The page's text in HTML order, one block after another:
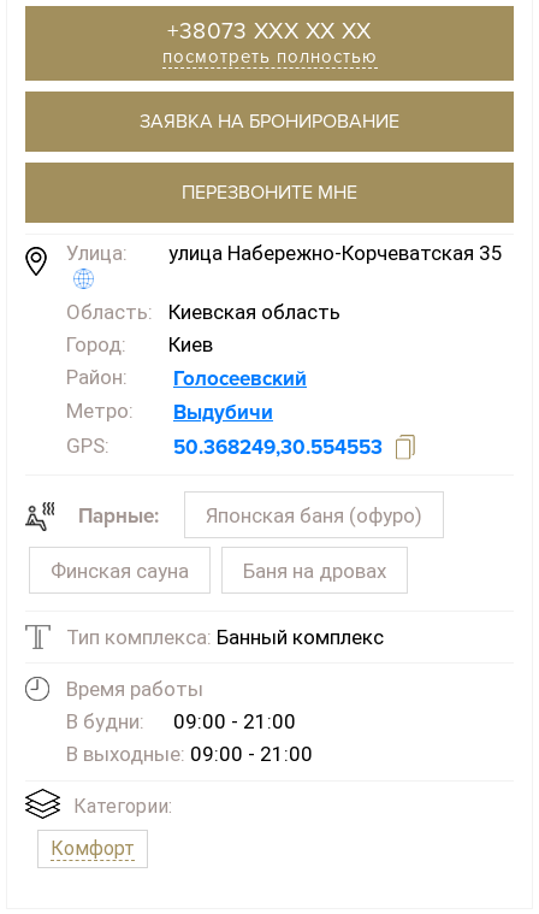
+38073 XXX XX XX
посмотреть полностью
ЗАЯВКА НА БРОНИРОВАНИЕ
ПЕРЕЗВОНИТЕ МНЕ
Улица: улица Набережно-Корчеватская 35
Область:
Киевская область
Город:
Киев
Район:
Голосеевский
Метро: Выдубичи
GPS: 50.368249,30.554553
Парные: Японская баня (офуро)
Финская сауна Баня на дровах
Тип комплекса: Банный комплекс
Время работы
В будни:
09:00 - 21:00
В выходные: 09:00 - 21:00
Категории:
Комфорт